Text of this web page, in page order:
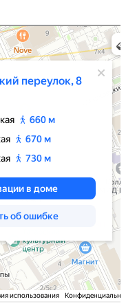
метро Новокузнецкая —